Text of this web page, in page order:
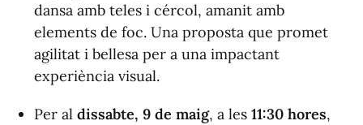
dansa amb teles i cércol, amanit amb
elements de foc. Una proposta que promet
agilitat i bellesa per a una impactant
experiència visual.
Per al dissabte, 9 de maig, a les 11:30 hores,